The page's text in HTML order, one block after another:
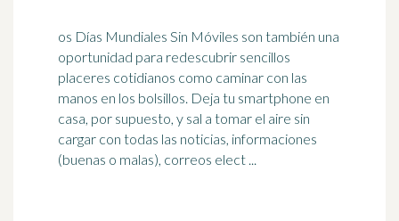
os Días Mundiales Sin Móviles son también una
oportunidad para redescubrir sencillos
placeres cotidianos como caminar con las
manos en los bolsillos. Deja tu smartphone en
casa, por supuesto, y sal a tomar el aire sin
cargar con todas las noticias, informaciones
(buenas o malas), correos elect ...